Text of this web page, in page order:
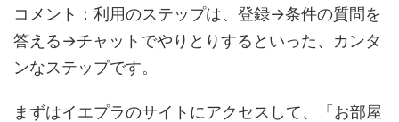
コメント：利用のステップは、登録→条件の質問を
答える→チャットでやりとりするといった、カンタ
ンなステップです。
まずはイエプラのサイトにアクセスして、「お部屋